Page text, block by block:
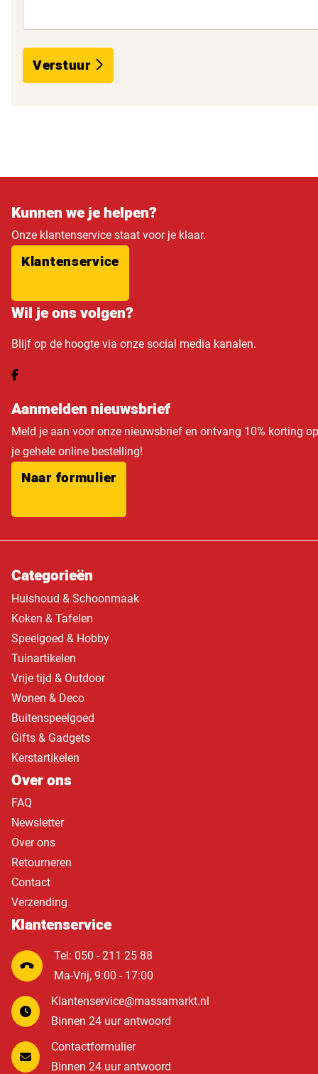
Verstuur
Kunnen we je helpen?
Onze klantenservice staat voor je klaar.
Klantenservice
Wil je ons volgen?
Blijf op de hoogte via onze social media kanalen.
Aanmelden nieuwsbrief
Meld je aan voor onze nieuwsbrief en ontvang 10% korting op
je gehele online bestelling!
Naar formulier
Categorieën
Huishoud & Schoonmaak
Koken & Tafelen
Speelgoed & Hobby
Tuinartikelen
Vrije tijd & Outdoor
Wonen & Deco
Buitenspeelgoed
Gifts & Gadgets
Kerstartikelen
Over ons
FAQ
Newsletter
Over ons
Retourneren
Contact
Verzending
Klantenservice
Tel: 050 - 211 25 88
Ma-Vrij, 9:00 - 17:00
Klantenservice@massamarkt.nl
Binnen 24 uur antwoord
Contactformulier
Binnen 24 uur antwoord